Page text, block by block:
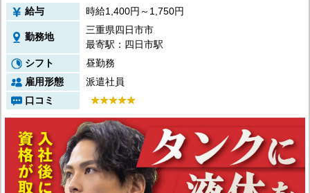
長崎県
熊本県
大分県
宮崎県
鹿児島県
沖縄エリア
沖縄県
社員口コミ
特集ページ
よくある質問
スタッフBLOG
メルマガ登録
お仕事相談予約
アクセス
給与 時給1,400円～1,750円
勤務地
三重県四日市市
最寄駅：四日市駅
シフト
昼勤務
雇用形態
派遣社員
口コミ